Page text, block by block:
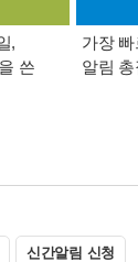
,
쓴
가장
알림
신간알림 신청